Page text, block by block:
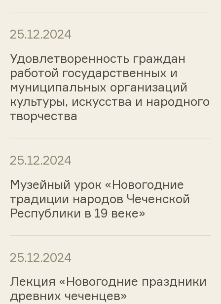
25.12.2024
Удовлетворенность граждан
работой государственных и
муниципальных организаций
культуры, искусства и народного
творчества
25.12.2024
Музейный урок «Новогодние
традиции народов Чеченской
Республики в 19 веке»
25.12.2024
Лекция «Новогодние праздники
древних чеченцев»